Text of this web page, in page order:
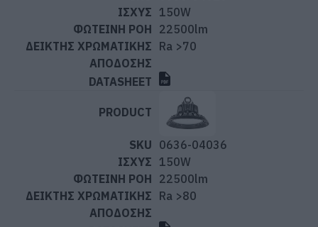
150W
22500lm
Ra >70
0636-04036
150W
22500lm
Ra >80